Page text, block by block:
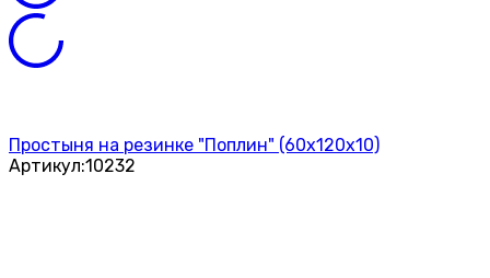
Простыня на резинке "Поплин" (60х120х10)
Артикул:10232